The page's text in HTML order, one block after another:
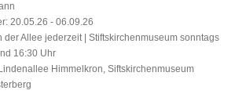
20.05.26 - 06.09.26
der Allee jederzeit | Stiftskirchenmuseum sonntags
16:30 Uhr
Himmelkron, Siftskirchenmuseum